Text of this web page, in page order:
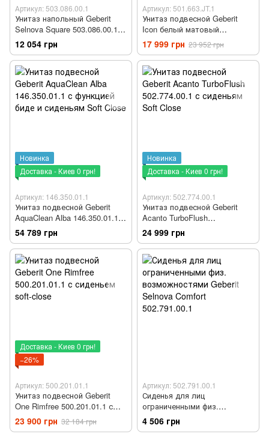
Артикул: 503.086.00.1
Унитаз напольный Geberit
Selnova Square 503.086.00.1 с
бачком и сиденьям Soft Close
12 054 грн
Артикул: 501.663.JT.1
Унитаз подвесной Geberit
Icon белый матовый
501.663.JT.1 с сиденьем Soft
Close
17 999 грн 23 952 грн
Новинка
Доставка - Киев 0 грн!
Артикул: 146.350.01.1
Унитаз подвесной Geberit
AquaClean Alba 146.350.01.1 с
функцией биде и сиденьям
Soft Close
54 789 грн
Новинка
Доставка - Киев 0 грн!
Артикул: 502.774.00.1
Унитаз подвесной Geberit
Acanto TurboFlush
502.774.00.1 с сиденьям Soft
Close
24 999 грн
Доставка - Киев 0 грн!
−26%
Артикул: 500.201.01.1
Унитаз подвесной Geberit
One Rimfree 500.201.01.1 с
сиденьем soft-close
23 900 грн 32 184 грн
Артикул: 502.791.00.1
Сиденья для лиц
ограниченными физ.
возможностями Geberit
Selnova Comfort 502.791.00.1
4 506 грн